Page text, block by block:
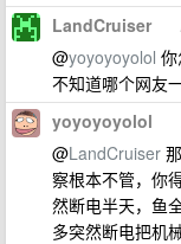
LandCruiser
@yoyoyoyolol
不知道哪个网友
yoyoyoyolol
@LandCruiser
察根本不管，你
然断电半天，鱼
多突然断电把机